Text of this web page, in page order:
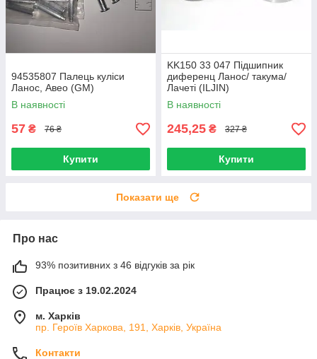
94535807 Палець куліси
Ланос, Авео (GM)
В наявності
57 ₴ 76 ₴
Купити
KK150 33 047 Підшипник
диференц Ланос/ такума/
Лачеті (ILJIN)
96335754/96108125
В наявності
245,25 ₴ 327 ₴
Купити
Показати ще
Про нас
93% позитивних з 46 відгуків за рік
Працює з 19.02.2024
м. Харків
пр. Героїв Харкова, 191, Харків, Україна
Контакти